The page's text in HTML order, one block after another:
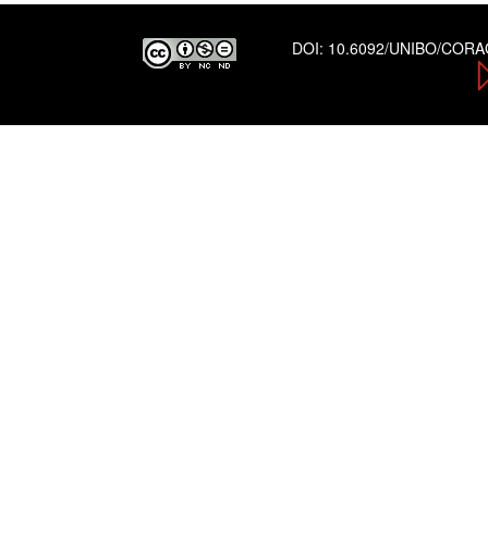
DOI: 10.6092/UNIBO/